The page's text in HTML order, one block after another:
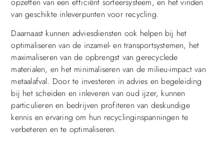
van geschikte inleverpunten voor recycling.
Daarnaast kunnen adviesdiensten ook helpen bij het
optimaliseren van de inzamel- en transportsystemen, het
maximaliseren van de opbrengst van gerecyclede
materialen, en het minimaliseren van de milieu-impact van
metaalafval. Door te investeren in advies en begeleiding
bij het scheiden en inleveren van oud ijzer, kunnen
particulieren en bedrijven profiteren van deskundige
kennis en ervaring om hun recyclinginspanningen te
verbeteren en te optimaliseren.